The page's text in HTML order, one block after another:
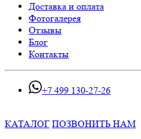
Доставка и оплата
Фотогалерея
Отзывы
Блог
Контакты
+7 499 130-27-26
КАТАЛОГ ПОЗВОНИТЬ НАМ